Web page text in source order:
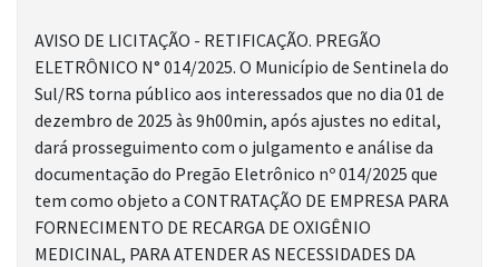
AVISO DE LICITAÇÃO - RETIFICAÇÃO. PREGÃO
ELETRÔNICO N° 014/2025. O Município de Sentinela do
Sul/RS torna público aos interessados que no dia 01 de
dezembro de 2025 às 9h00min, após ajustes no edital,
dará prosseguimento com o julgamento e análise da
documentação do Pregão Eletrônico nº 014/2025 que
tem como objeto a CONTRATAÇÃO DE EMPRESA PARA
FORNECIMENTO DE RECARGA DE OXIGÊNIO
MEDICINAL, PARA ATENDER AS NECESSIDADES DA